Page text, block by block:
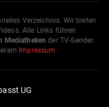
Verzeichnis. Wir bieten
Alle Links führen
Mediatheken der TV-Sender.
Impressum.
UG